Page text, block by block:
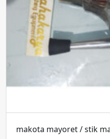
makota mayoret / stik